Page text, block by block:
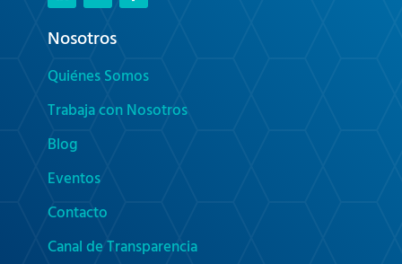
Nosotros
Quiénes Somos
Trabaja con Nosotros
Blog
Eventos
Contacto
Canal de Transparencia